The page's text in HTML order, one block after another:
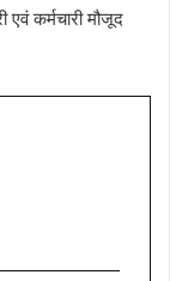
एवं कर्मचारी मौजूद